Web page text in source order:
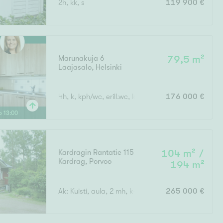
2h, kk, s 119 900 €
13:00
Marunakuja 6
Laajasalo, Helsinki
79,5 m²
4h, k, kph/wc, erill.wc, lasit.parveke176 000 €
Kardragin Rantatie 115
Kardrag, Porvoo
104 m² /
194 m²
Ak: Kuisti, aula, 2 mh, k-oh, khh, wc, ph, s. Yk:
265 000 €